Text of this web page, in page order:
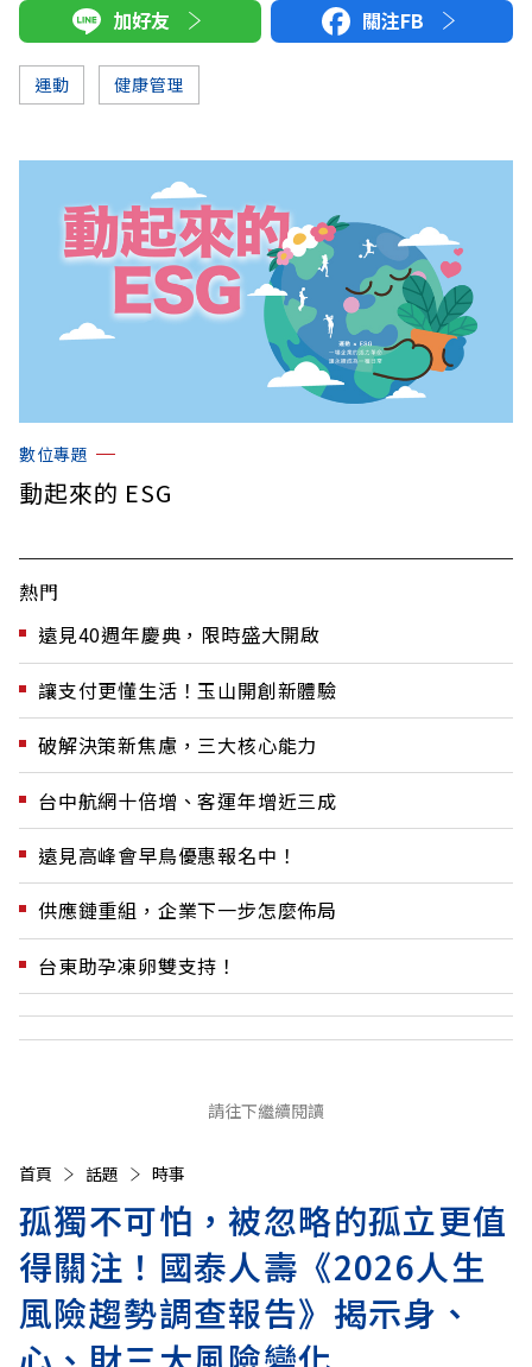
加好友 關注FB
運動 健康管理
數位專題
動起來的 ESG
熱門
遠見40週年慶典，限時盛大開啟
讓支付更懂生活！玉山開創新體驗
破解決策新焦慮，三大核心能力
台中航網十倍增、客運年增近三成
遠見高峰會早鳥優惠報名中！
供應鏈重組，企業下一步怎麼佈局
台東助孕凍卵雙支持！
請往下繼續閱讀
首頁 話題 時事
孤獨不可怕，被忽略的孤立更值
得關注！國泰人壽《2026人生
風險趨勢調查報告》揭示身、